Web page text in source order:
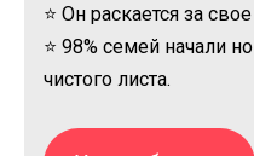
⭐ Он раскается за
⭐ 98% семей начали
чистого листа.